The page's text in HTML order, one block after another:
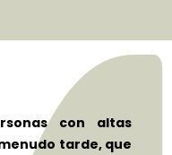
con altas
tarde, que